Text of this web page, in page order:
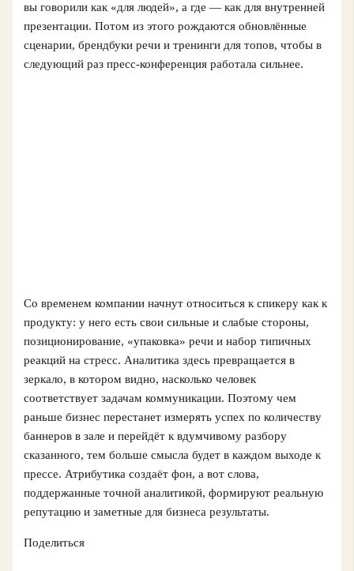
вы говорили как «для людей», а где — как для внутренней
презентации. Потом из этого рождаются обновлённые
сценарии, брендбуки речи и тренинги для топов, чтобы в
следующий раз пресс-конференция работала сильнее.
Со временем компании начнут относиться к спикеру как к
продукту: у него есть свои сильные и слабые стороны,
позиционирование, «упаковка» речи и набор типичных
реакций на стресс. Аналитика здесь превращается в
зеркало, в котором видно, насколько человек
соответствует задачам коммуникации. Поэтому чем
раньше бизнес перестанет измерять успех по количеству
баннеров в зале и перейдёт к вдумчивому разбору
сказанного, тем больше смысла будет в каждом выходе к
прессе. Атрибутика создаёт фон, а вот слова,
поддержанные точной аналитикой, формируют реальную
репутацию и заметные для бизнеса результаты.
Поделиться